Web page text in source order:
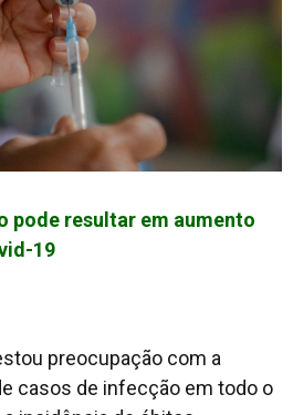
pode resultar em aumento
19
preocupação com a
casos de infecção em todo o